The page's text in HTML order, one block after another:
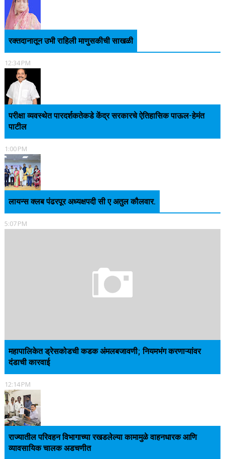
रक्तदानातून उभी राहिली माणुसकीची साखळी
12:34 PM
परीक्षा व्यवस्थेत पारदर्शकतेकडे केंद्र सरकारचे ऐतिहासिक पाऊल-हेमंत
पाटील
1:00 PM
लायन्स क्लब पंढरपूर अध्यक्षपदी सी ए अतुल कौलवार.
5:07 PM
महापालिकेत ड्रेसकोडची कडक अंमलबजावणी; नियमभंग करणाऱ्यांवर
दंडाची कारवाई
12:14 PM
राज्यातील परिवहन विभागाच्या रखडलेल्या कामामुळे वाहनधारक आणि
व्यावसायिक चालक अडचणीत